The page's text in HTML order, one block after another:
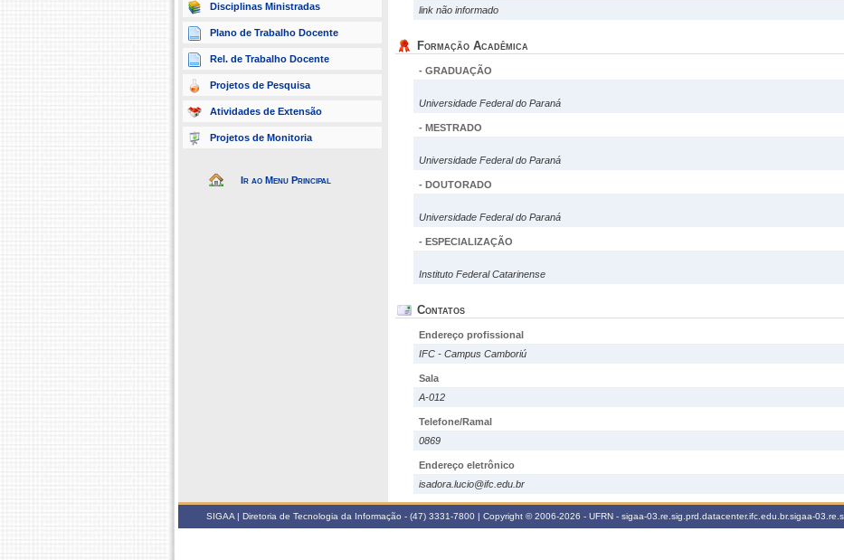
Disciplinas Ministradas
Plano de Trabalho Docente
Rel. de Trabalho Docente
Projetos de Pesquisa
Atividades de Extensão
Projetos de Monitoria
Ir ao Menu Principal
link não informado
Formação Acadêmica
- GRADUAÇÃO
Universidade Federal do Paraná
- MESTRADO
Universidade Federal do Paraná
- DOUTORADO
Universidade Federal do Paraná
- ESPECIALIZAÇÃO
Instituto Federal Catarinense
Contatos
Endereço profissional
IFC - Campus Camboriú
Sala
A-012
Telefone/Ramal
0869
Endereço eletrônico
isadora.lucio@ifc.edu.br
SIGAA | Diretoria de Tecnologia da Informação - (47) 3331-7800 | Copyright © 2006-2026 - UFRN - sigaa-03.re.sig.prd.datacenter.ifc.edu.br.sigaa-